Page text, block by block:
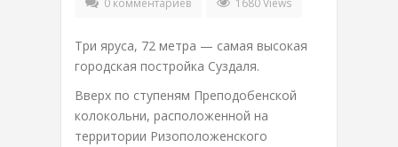
0 комментариев 1680 Views
Три яруса, 72 метра — самая высокая
городская постройка Суздаля.
Вверх по ступеням Преподобенской
колокольни, расположенной на
территории Ризоположенского